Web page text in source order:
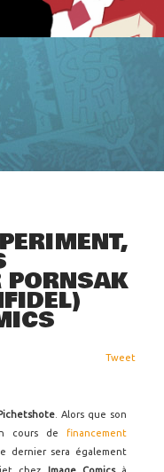
PORNSAK
Tweet
. Alors que son
cours de financement
dernier sera également